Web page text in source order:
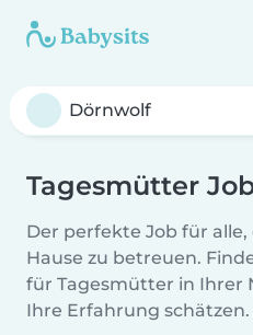
Tagesmütter
Der perfekte Job für alle,
Hause zu betreuen.
für Tagesmütter in Ihrer
Ihre Erfahrung schätzen.